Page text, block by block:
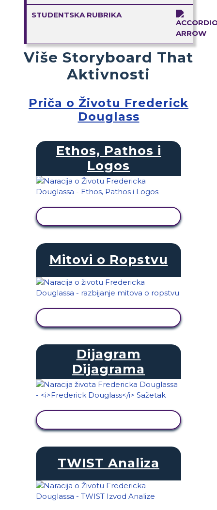
STUDENTSKA RUBRIKA
Više Storyboard That
Aktivnosti
Priča o Životu Frederick
Douglass
Ethos, Pathos i
Logos
Mitovi o Ropstvu
Dijagram
Dijagrama
TWIST Analiza